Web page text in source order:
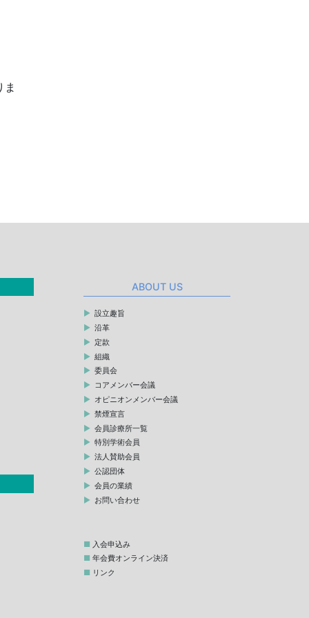
ABOUT US
設立趣旨
沿革
定款
組織
委員会
コアメンバー会議
オピニオンメンバー会議
禁煙宣言
会員診療所一覧
特別学術会員
法人賛助会員
公認団体
会員の業績
お問い合わせ
入会申込み
年会費オンライン決済
リンク